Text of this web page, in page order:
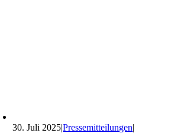
30. Juli 2025|Pressemitteilungen|